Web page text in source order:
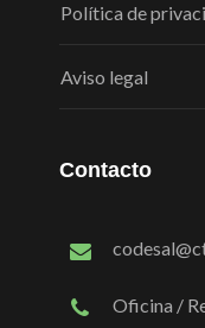
Política de
Aviso legal
Contacto
Oficina /